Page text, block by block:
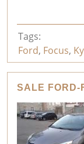
Tags:
Ford, Focus,
SALE FORD-